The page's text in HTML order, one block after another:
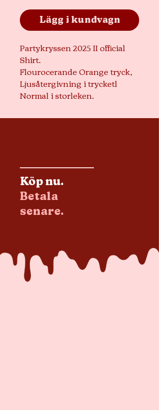
Lägg i kundvagn
Partykryssen 2025 II official
Shirt.
Flourocerande Orange tryck,
Ljusåtergivning i trycketl
Normal i storleken.
Köp nu.
Betala
senare.